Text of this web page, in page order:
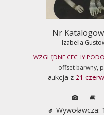
Nr
Izabella
WZGLĘDNE CECHY
offset barwny,
aukcja z 21
Wywoławcza: